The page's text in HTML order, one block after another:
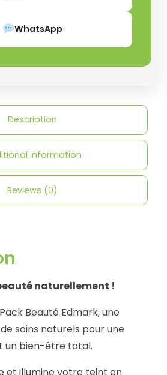
WhatsApp
Description
information
Reviews (0)
naturellement !
Beauté Edmark, une
soins naturels pour une
un bien-être total.